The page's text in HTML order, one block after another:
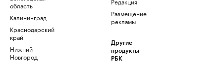
область
Калининград
Краснодарский
край
Нижний
Новгород
Размещение
рекламы
Другие
продукты
РБК